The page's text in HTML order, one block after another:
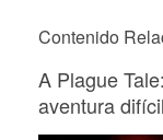
Contenido
A Plague
aventura